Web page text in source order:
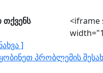
თქვენს
<iframe
]
პრობლემის